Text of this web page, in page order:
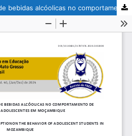
Influência do consumo de bebidas alcóolicas no comportamento de estudantes adolescentes em Moçambique